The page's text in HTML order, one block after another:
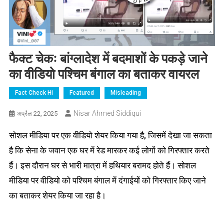
फैक्ट चेकः बांग्लादेश में बदमाशों के पकड़े जाने
का वीडियो पश्चिम बंगाल का बताकर वायरल
Fact Check Hi Featured Misleading
अप्रैल 22, 2025 Nisar Ahmed Siddiqui
सोशल मीडिया पर एक वीडियो शेयर किया गया है, जिसमें देखा जा सकता
है कि सेना के जवान एक घर में रेड मारकर कई लोगों को गिरफ्तार करते
हैं। इस दौरान घर से भारी मात्रा में हथियार बरामद होते हैं। सोशल
मीडिया पर वीडियो को पश्चिम बंगाल में दंगाईयों को गिरफ्तार किए जाने
का बताकर शेयर किया जा रहा है।